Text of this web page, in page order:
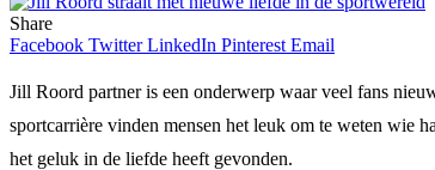
Share
Facebook Twitter LinkedIn Pinterest Email
Jill Roord partner is een onderwerp waar veel fans
sportcarrière vinden mensen het leuk om te weten wie
het geluk in de liefde heeft gevonden.